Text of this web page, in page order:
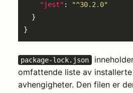
"jest" :
"^30.2.0"
package-lock.json
omfattende liste av
avhengigheter. Den filen er